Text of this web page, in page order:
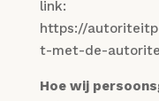
link:
https://
t-met-de-
Hoe wij